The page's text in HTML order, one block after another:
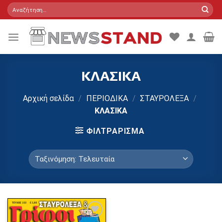
Skip
to
Αναζήτηση
για:
ΚΛΑΣΙΚΑ
Αρχική σελίδα / ΠΕΡΙΟΔΙΚΑ / ΣΤΑΥΡΟΛΕΞΑ /
ΚΛΑΣΙΚΑ
ΦΙΛΤΡΆΡΙΣΜΑ